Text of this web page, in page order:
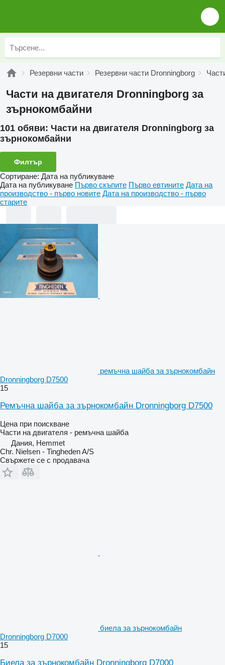
Резервни части Резервни части Dronningborg
Части на двигателя Dronningborg за
зърнокомбайни
101 обяви: Части на двигателя Dronningborg за
зърнокомбайни
Филтър
Сортиране: Дата на публикуване
Дата на публикуване Първо скъпите Първо евтините Дата на
производство - първо новите Дата на производство - първо
старите
ремъчна шайба за зърнокомбайн
Dronningborg D7500
15
Ремъчна шайба за зърнокомбайн Dronningborg D7500
Цена при поискване
Части на двигателя - ремъчна шайба
Дания, Hemmet
Chr. Nielsen - Tingheden A/S
Свържете се с продавача
биела за зърнокомбайн
Dronningborg D7000
15
Биела за зърнокомбайн Dronningborg D7000